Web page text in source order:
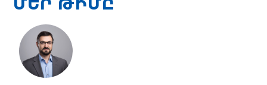
ՄԵՐ ԹԻՄԸ